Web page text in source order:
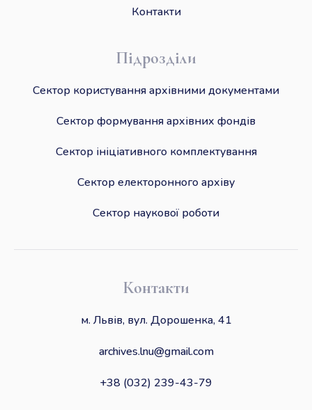
Контакти
Підрозділи
Сектор користування архівними документами
Сектор формування архівних фондів
Сектор ініціативного комплектування
Сектор електоронного архіву
Сектор наукової роботи
Контакти
м. Львів, вул. Дорошенка, 41
archives.lnu@gmail.com
+38 (032) 239-43-79